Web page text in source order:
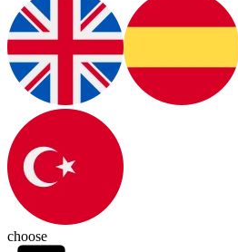
choose